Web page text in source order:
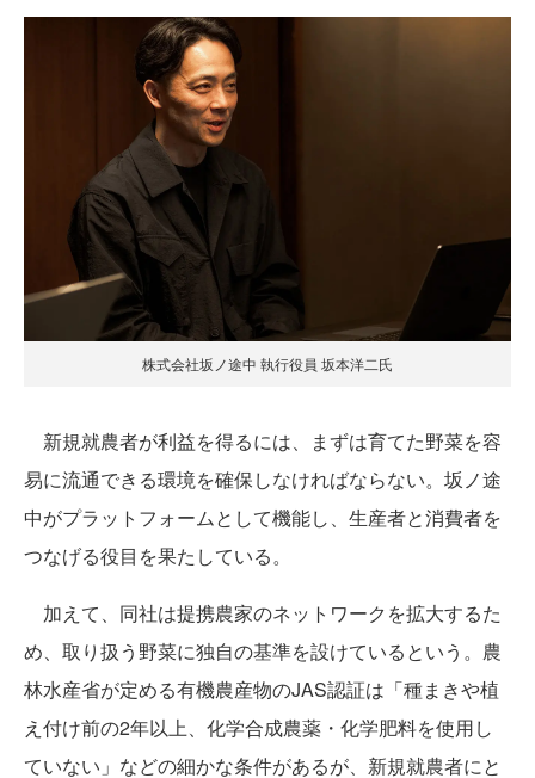
株式会社坂ノ途中 執行役員 坂本洋二氏
新規就農者が利益を得るには、まずは育てた野菜を容
易に流通できる環境を確保しなければならない。坂ノ途
中がプラットフォームとして機能し、生産者と消費者を
つなげる役目を果たしている。
加えて、同社は提携農家のネットワークを拡大するた
め、取り扱う野菜に独自の基準を設けているという。農
林水産省が定める有機農産物のJAS認証は「種まきや植
え付け前の2年以上、化学合成農薬・化学肥料を使用し
ていない」などの細かな条件があるが、新規就農者にと